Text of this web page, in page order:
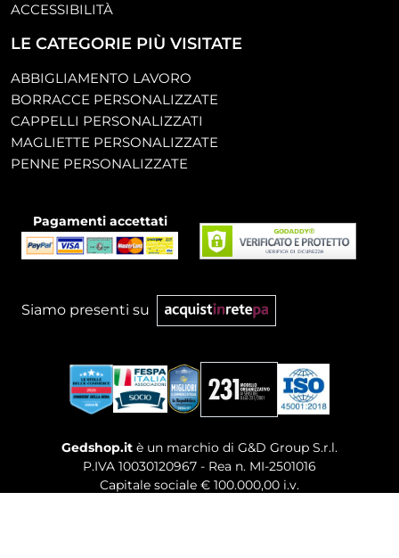
ACCESSIBILITÀ
LE CATEGORIE PIÙ VISITATE
ABBIGLIAMENTO LAVORO
BORRACCE PERSONALIZZATE
CAPPELLI PERSONALIZZATI
MAGLIETTE PERSONALIZZATE
PENNE PERSONALIZZATE
Pagamenti accettati
Siamo presenti su
Gedshop.it è un marchio di G&D Group S.r.l.
P.IVA 10030120967 - Rea n. MI-2501016
Capitale sociale € 100.000,00 i.v.